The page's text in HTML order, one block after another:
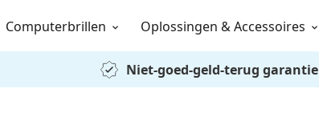
Computerbrillen Oplossingen & Accessoires
Niet-goed-geld-terug garantie